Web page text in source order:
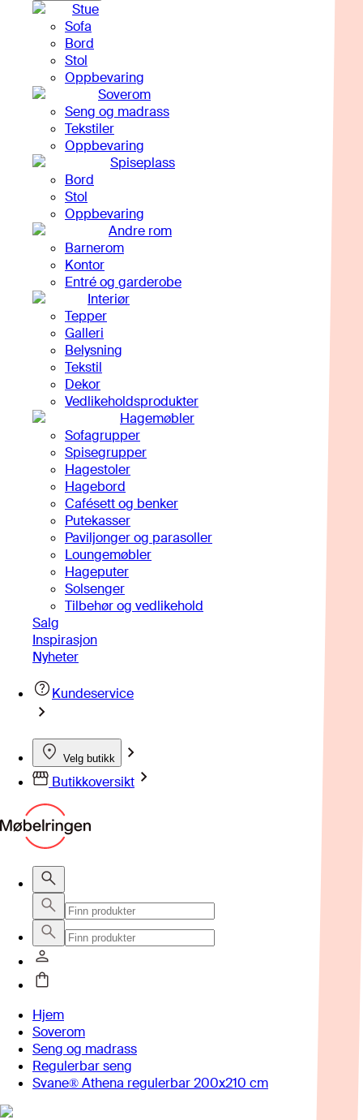
Stue
Sofa
Bord
Stol
Oppbevaring
Soverom
Seng og madrass
Tekstiler
Oppbevaring
Spiseplass
Bord
Stol
Oppbevaring
Andre rom
Barnerom
Kontor
Entré og garderobe
Interiør
Tepper
Galleri
Belysning
Tekstil
Dekor
Vedlikeholdsprodukter
Hagemøbler
Sofagrupper
Spisegrupper
Hagestoler
Hagebord
Cafésett og benker
Putekasser
Paviljonger og parasoller
Loungemøbler
Hageputer
Solsenger
Tilbehør og vedlikehold
Salg
Inspirasjon
Nyheter
Kundeservice
Velg butikk
Butikkoversikt
Hjem
Soverom
Seng og madrass
Regulerbar seng
Svane® Athena regulerbar 200x210 cm